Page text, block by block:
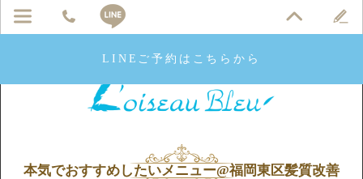
LINEご予約はこちらから
本気でおすすめしたいメニュー@福岡東区髪質改善